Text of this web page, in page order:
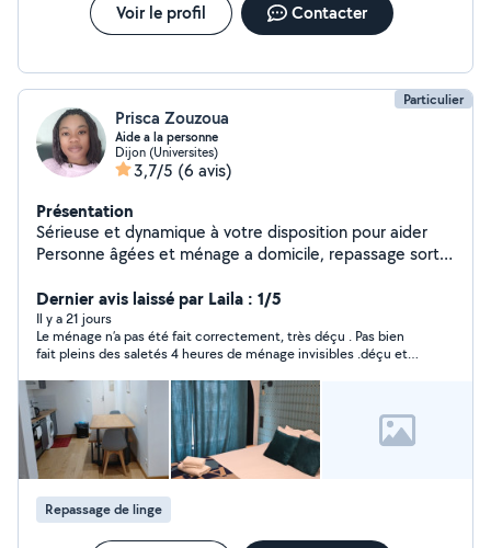
Voir le profil Contacter
Particulier
Prisca Zouzoua
Aide a la personne
Dijon (Universites)
3,7/5 (6 avis)
Présentation
Sérieuse et dynamique à votre disposition pour aider
Personne âgées et ménage a domicile, repassage sortir
Dernier avis laissé par Laila : 1/5
Il y a 21 jours
Le ménage n’a pas été fait correctement, très déçu . Pas bien
fait pleins des saletés 4 heures de ménage invisibles .déçu et
Repassage de linge